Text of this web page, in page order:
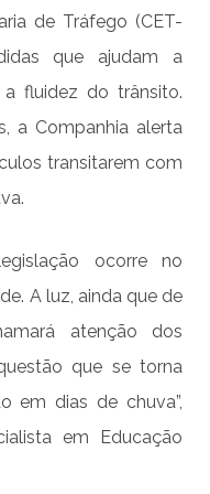
de Tráfego (CET-
que ajudam a
a fluidez do trânsito.
a Companhia alerta
transitarem com
ocorre no
A luz, ainda que de
atenção dos
que se torna
em dias de chuva”,
em Educação